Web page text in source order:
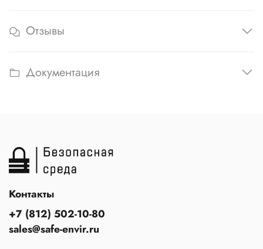
Отзывы
Документация
Контакты
+7 (812) 502-10-80
sales@safe-envir.ru